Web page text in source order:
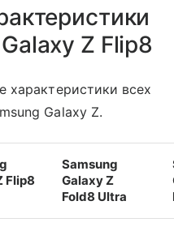
Z Flip8
характеристики всех
Galaxy Z.
Flip8
Samsung
Galaxy Z
Fold8 Ultra